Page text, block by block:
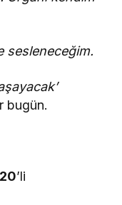
sesleneceğim.
bugün.
20’li